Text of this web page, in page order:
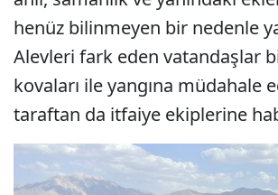
henüz bilinmeyen bir nedenle
Alevleri fark eden vatandaşlar
kovaları ile yangına müdahale
taraftan da itfaiye ekiplerine